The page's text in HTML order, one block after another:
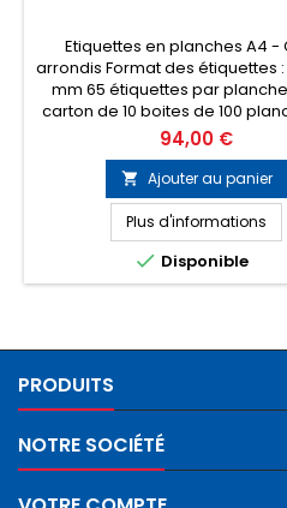
Etiquettes en planches A4 -
arrondis Format des étiquettes :
mm 65 étiquettes par planche
carton de 10 boites de 100
65 000 étiquettes Prix
de 2 cartons
Prix
94,00 €
 Ajouter au panier
Plus d'informations
 Disponible
PRODUITS
NOTRE SOCIÉTÉ